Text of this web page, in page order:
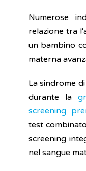
Numerose
relazione tra
un bambino
materna
La sindrome
durante la
screening
test
screening
nel sangue